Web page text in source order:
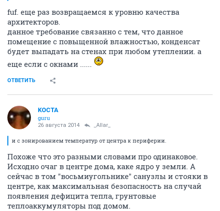
fuf. еще раз возвращаемся к уровню качества
архитекторов.
данное требование связанно с тем, что данное
помещение с повыщенной влажностью, конденсат
будет выпадать на стенах при любом утеплении. а
еще если с окнами ......
ОТВЕТИТЬ
KOCTA
guru
26 августа 2014 _Allar_
и с зонированием температур от центра к периферии.
Похоже что это разными словами про одинаковое.
Исходно очаг в центре дома, каке ядро у земли. А
сейчас в том "восьмиугольнике" санузлы и стояки в
центре, как максимальная безопасность на случай
появления дефицита тепла, грунтовые
теплоаккумуляторы под домом.